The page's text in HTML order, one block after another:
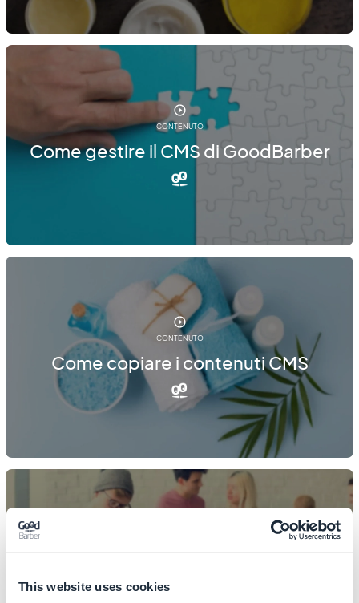
This website uses cookies
CONTENUTO
Come gestire il CMS di GoodBarber
CONTENUTO
Come copiare i contenuti CMS